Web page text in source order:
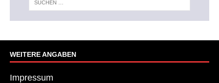
WEITERE ANGABEN
Impressum